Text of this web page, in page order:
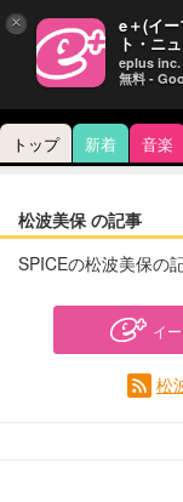
トップ 新着 音楽
松波美保 の記事
SPICEの松波美保の
イ
松
× e＋(イ
ト・ニ
eplus inc.
無料 -